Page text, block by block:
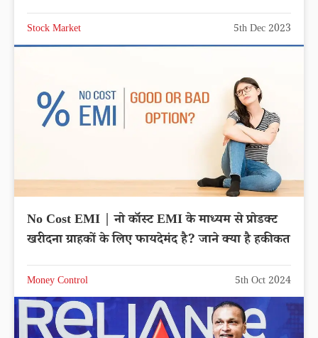
Stock Market 5th Dec 2023
No Cost EMI | नो कॉस्ट EMI के माध्यम से प्रोडक्ट
खरीदना ग्राहकों के लिए फायदेमंद है? जाने क्या है हकीकत
Money Control 5th Oct 2024